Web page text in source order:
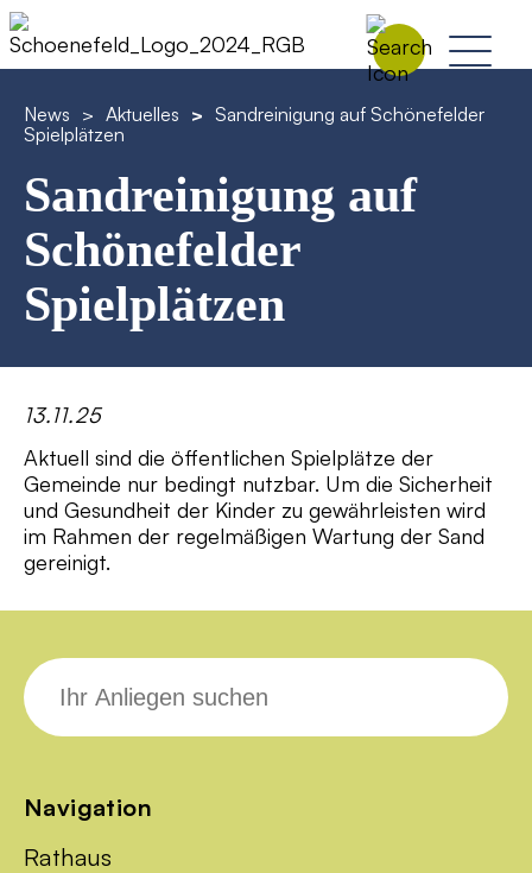
News > Aktuelles > Sandreinigung auf Schönefelder
Spielplätzen
Sandreinigung auf
Schönefelder
Spielplätzen
13.11.25
Aktuell sind die öffentlichen Spielplätze der
Gemeinde nur bedingt nutzbar. Um die Sicherheit
und Gesundheit der Kinder zu gewährleisten wird
im Rahmen der regelmäßigen Wartung der Sand
gereinigt.
Navigation
Rathaus
Suche
nach: